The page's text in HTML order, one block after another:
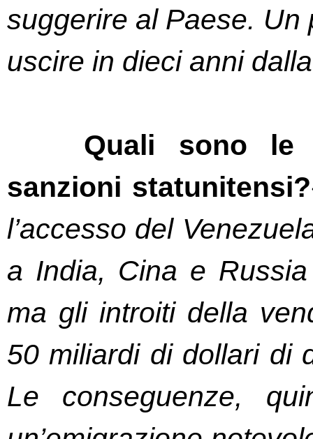
suggerire al Paese.
uscire in dieci anni
Quali sono le
sanzioni statunitensi?
l’accesso del
a India, Cina e
ma gli introiti della
50 miliardi di dollari di
Le conseguenze,